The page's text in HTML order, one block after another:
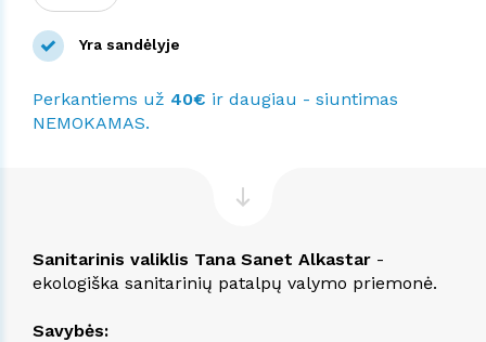
Yra sandėlyje
Perkantiems už 40€ ir daugiau - siuntimas
NEMOKAMAS.
Sanitarinis valiklis Tana Sanet Alkastar -
ekologiška sanitarinių patalpų valymo priemonė.
Savybės: